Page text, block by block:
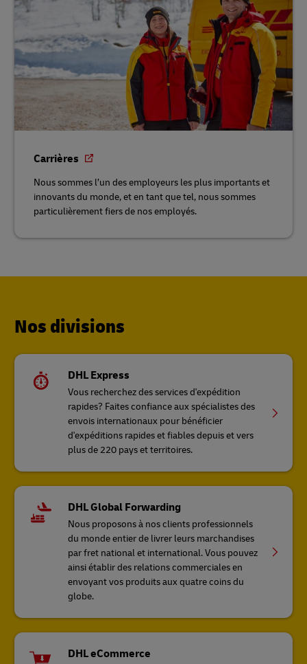
Carrières
Nous sommes l’un des employeurs les plus importants et
innovants du monde, et en tant que tel, nous sommes
particulièrement fiers de nos employés.
Nos divisions
DHL Express
Vous recherchez des services d'expédition
rapides? Faites confiance aux spécialistes des
envois internationaux pour bénéficier
d'expéditions rapides et fiables depuis et vers
plus de 220 pays et territoires.
DHL Global Forwarding
Nous proposons à nos clients professionnels
du monde entier de livrer leurs marchandises
par fret national et international. Vous pouvez
ainsi établir des relations commerciales en
envoyant vos produits aux quatre coins du
globe.
DHL eCommerce